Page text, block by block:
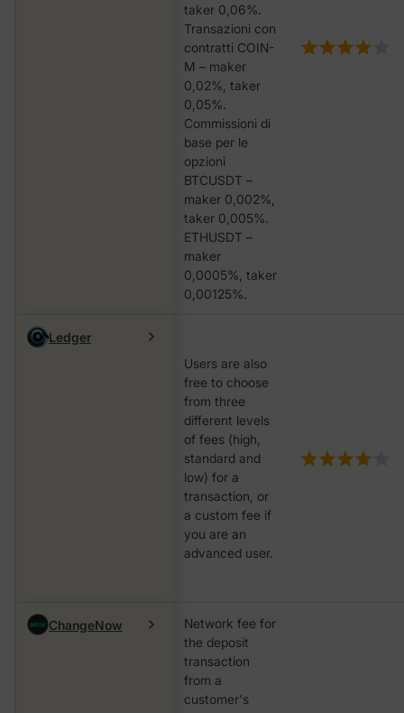
taker 0,06%.
Transazioni con
contratti COIN-
M – maker
0,02%, taker
0,05%.
Commissioni di
base per le
opzioni
BTCUSDT –
maker 0,002%,
taker 0,005%.
ETHUSDT –
maker
0,0005%, taker
0,00125%.
Ledger
Users are also
free to choose
from three
different levels
of fees (high,
standard and
low) for a
transaction, or
a custom fee if
you are an
advanced user.
ChangeNow
Network fee for
the deposit
transaction
from a
customer's